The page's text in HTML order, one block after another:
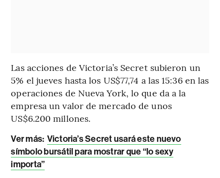
Las acciones de Victoria’s Secret subieron un
5% el jueves hasta los US$77,74 a las 15:36 en las
operaciones de Nueva York, lo que da a la
empresa un valor de mercado de unos
US$6.200 millones.
Ver más: Victoria’s Secret usará este nuevo
símbolo bursátil para mostrar que “lo sexy
importa”